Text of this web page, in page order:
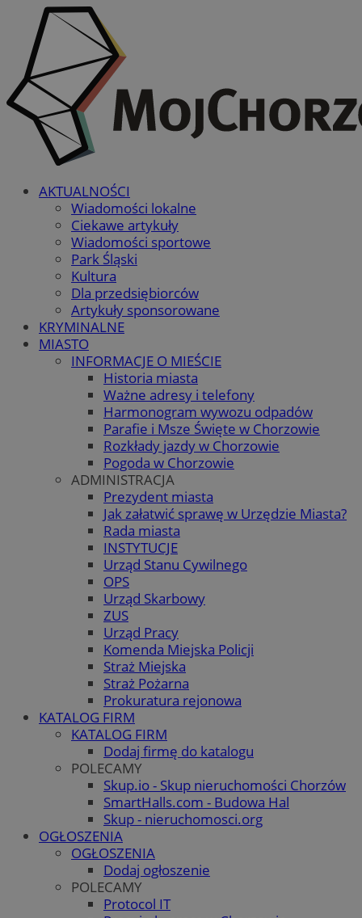
AKTUALNOŚCI
Wiadomości lokalne
Ciekawe artykuły
Wiadomości sportowe
Park Śląski
Kultura
Dla przedsiębiorców
Artykuły sponsorowane
KRYMINALNE
MIASTO
INFORMACJE O MIEŚCIE
Historia miasta
Ważne adresy i telefony
Harmonogram wywozu odpadów
Parafie i Msze Święte w Chorzowie
Rozkłady jazdy w Chorzowie
Pogoda w Chorzowie
ADMINISTRACJA
Prezydent miasta
Jak załatwić sprawę w Urzędzie Miasta?
Rada miasta
INSTYTUCJE
Urząd Stanu Cywilnego
OPS
Urząd Skarbowy
ZUS
Urząd Pracy
Komenda Miejska Policji
Straż Miejska
Straż Pożarna
Prokuratura rejonowa
KATALOG FIRM
KATALOG FIRM
Dodaj firmę do katalogu
POLECAMY
Skup.io - Skup nieruchomości Chorzów
SmartHalls.com - Budowa Hal
Skup - nieruchomosci.org
OGŁOSZENIA
OGŁOSZENIA
Dodaj ogłoszenie
POLECAMY
Protocol IT